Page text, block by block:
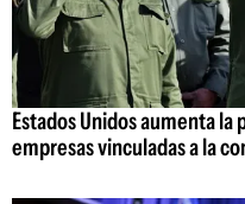
Estados Unidos aumenta
empresas vinculadas a la